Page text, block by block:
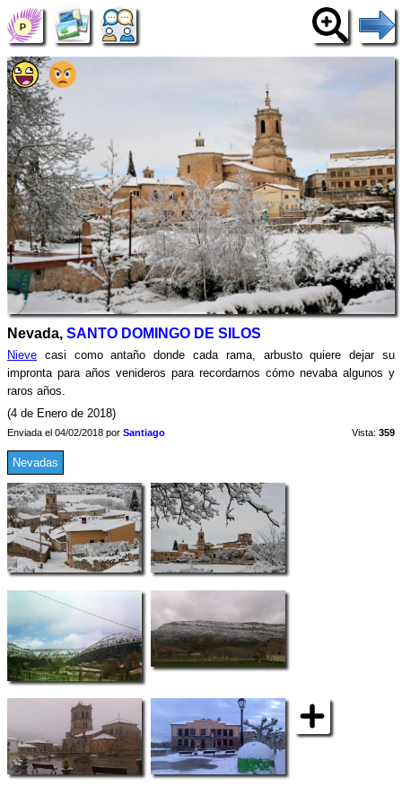
Nevada, SANTO DOMINGO DE SILOS
Nieve casi como antaño donde cada rama, arbusto quiere dejar su
impronta para años venideros para recordarnos cómo nevaba algunos y
raros años.
(4 de Enero de 2018)
Enviada el 04/02/2018 por Santiago Vista: 359
Nevadas